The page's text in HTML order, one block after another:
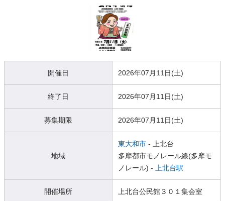
開催日 2026年07月11日(土)
終了日 2026年07月11日(土)
募集期限 2026年07月11日(土)
地域
東大和市 - 上北台
多摩都市モノレール線(多摩モ
ノレール) -
上北台駅
開催場所 上北台公民館３０１集会室